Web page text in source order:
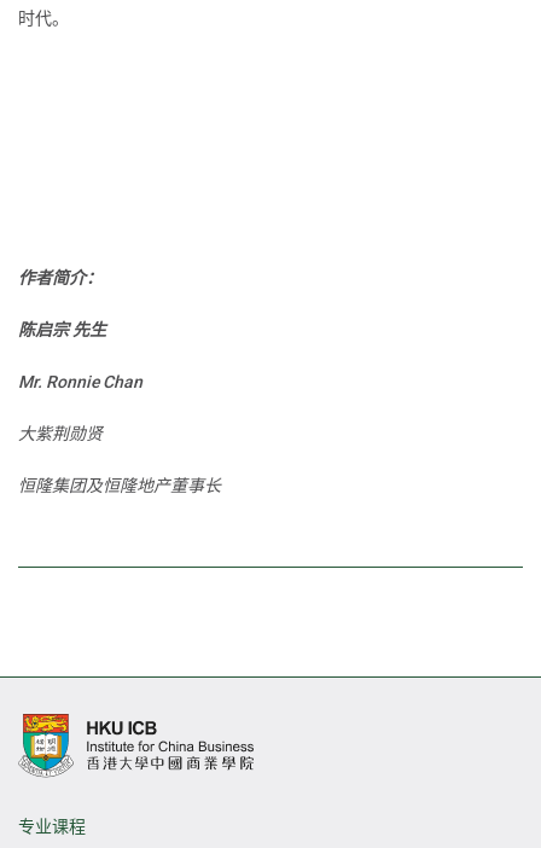
时代。
作者简介：
陈启宗 先生
Mr. Ronnie Chan
大紫荆勋贤
恒隆集团及恒隆地产董事长
专业课程